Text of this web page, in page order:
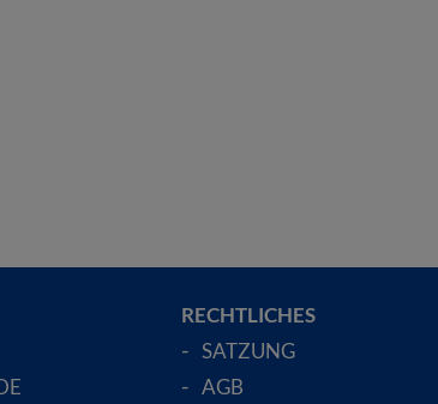
RECHTLICHES
SATZUNG
AGB